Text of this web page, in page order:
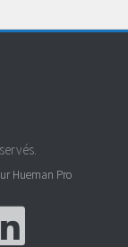
Hueman Pro